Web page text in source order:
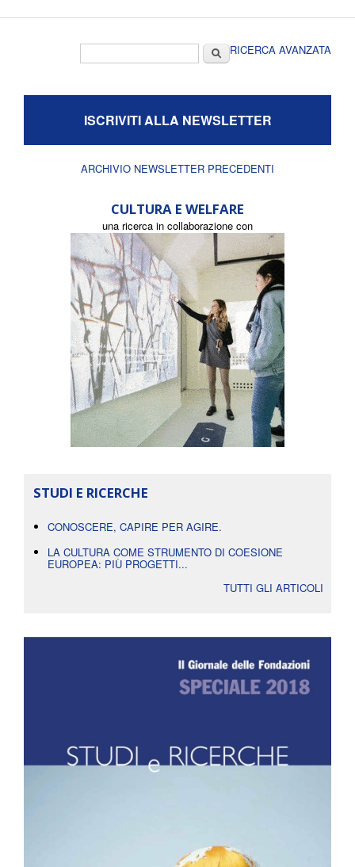
CercaRICERCA AVANZATA
ISCRIVITI ALLA NEWSLETTER
ARCHIVIO NEWSLETTER PRECEDENTI
CULTURA E WELFARE
una ricerca in collaborazione con
STUDI E RICERCHE
CONOSCERE, CAPIRE PER AGIRE.
LA CULTURA COME STRUMENTO DI COESIONE
EUROPEA: PIÙ PROGETTI...
TUTTI GLI ARTICOLI